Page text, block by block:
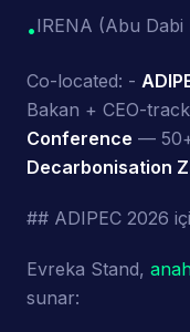
•IRENA (Abu Dabi
Co-located: -
Bakan + CEO-
Conference —
Decarbonisation
## ADIPEC 2026
Evreka Stand,
sunar: